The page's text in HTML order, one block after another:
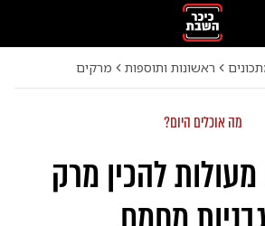
ראשונות ותוספות מרקים
מה אוכלים היום?
מעולות להכין מרק